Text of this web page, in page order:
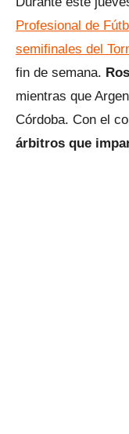
Profesional de
semifinales del
fin de semana.
mientras que
Córdoba. Con el
árbitros que